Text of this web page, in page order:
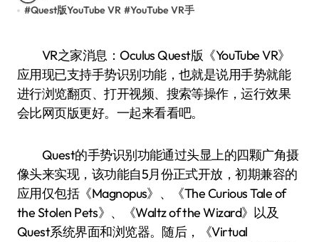
#Quest版YouTube VR #YouTube VR手
VR之家消息：Oculus Quest版《YouTube VR》
应用现已支持手势识别功能，也就是说用手势就能
进行浏览翻页、打开视频、搜索等操作，运行效果
会比网页版更好。一起来看看吧。
Quest的手势识别功能通过头显上的四颗广角摄
像头来实现，该功能自5月份正式开放，初期兼容的
应用仅包括《Magnopus》、《The Curious Tale of
the Stolen Pets》、《Waltz of the Wizard》以及
Quest系统界面和浏览器。随后，《Virtual